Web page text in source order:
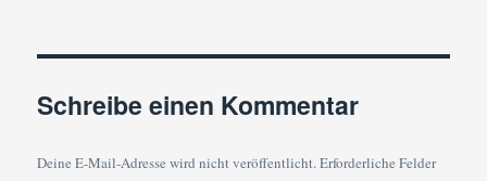
Schreibe einen Kommentar
Deine E-Mail-Adresse wird nicht veröffentlicht.Erforderliche Felder